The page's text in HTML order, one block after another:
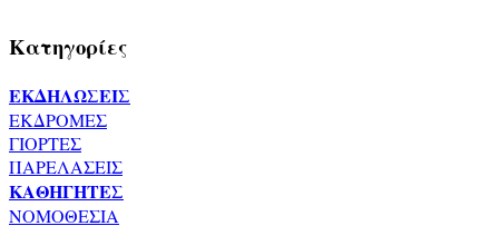
Κατηγορίες
ΕΚΔΗΛΩΣΕΙΣ
ΕΚΔΡΟΜΕΣ
ΓΙΟΡΤΕΣ
ΠΑΡΕΛΑΣΕΙΣ
ΚΑΘΗΓΗΤΕΣ
ΝΟΜΟΘΕΣΙΑ